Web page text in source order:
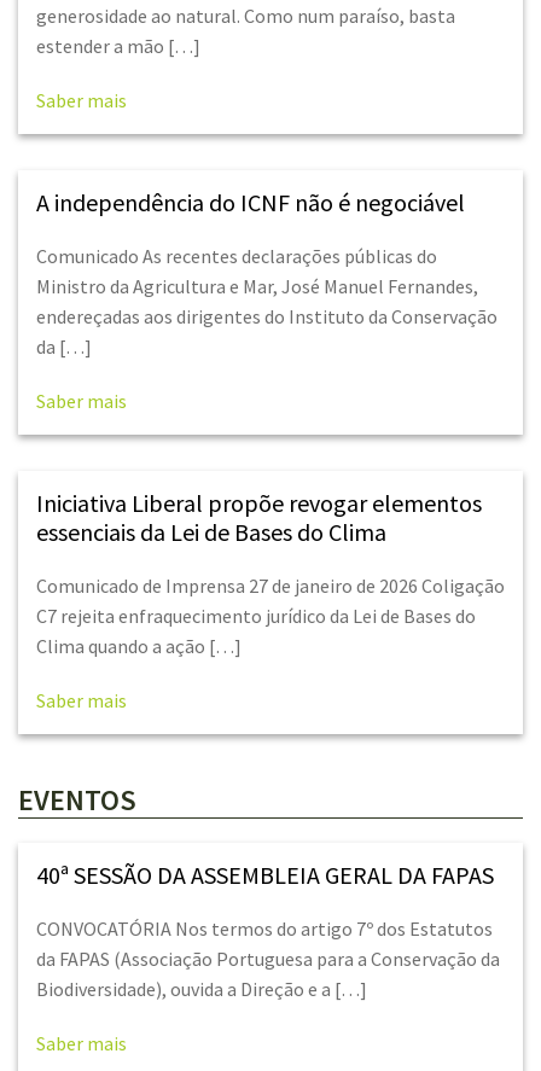
generosidade ao natural. Como num paraíso, basta
estender a mão […]
Saber mais
A independência do ICNF não é negociável
Comunicado As recentes declarações públicas do
Ministro da Agricultura e Mar, José Manuel Fernandes,
endereçadas aos dirigentes do Instituto da Conservação
da […]
Saber mais
Iniciativa Liberal propõe revogar elementos
essenciais da Lei de Bases do Clima
Comunicado de Imprensa 27 de janeiro de 2026 Coligação
C7 rejeita enfraquecimento jurídico da Lei de Bases do
Clima quando a ação […]
Saber mais
EVENTOS
40ª SESSÃO DA ASSEMBLEIA GERAL DA FAPAS
CONVOCATÓRIA Nos termos do artigo 7º dos Estatutos
da FAPAS (Associação Portuguesa para a Conservação da
Biodiversidade), ouvida a Direção e a […]
Saber mais